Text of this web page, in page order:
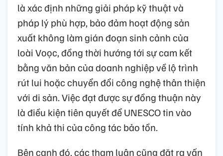
là xác định những giải pháp kỹ thuật và
pháp lý phù hợp, bảo đảm hoạt động sản
xuất không làm gián đoạn sinh cảnh của
loài Voọc, đồng thời hướng tới sự cam kết
bằng văn bản của doanh nghiệp về lộ trình
rút lui hoặc chuyển đổi công nghệ thân thiện
với di sản. Việc đạt được sự đồng thuận này
là điều kiện tiên quyết để UNESCO tin vào
tính khả thi của công tác bảo tồn.
Bên cạnh đó, các tham luận cũng đặt ra vấn